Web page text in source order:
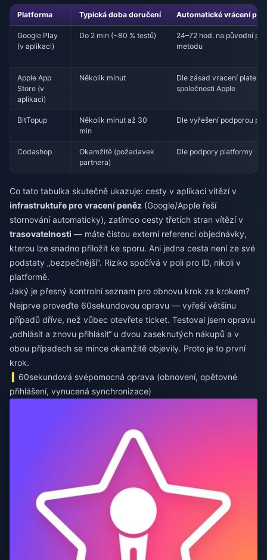
Platforma Typická doba doručení Automatické vrácení při
Google Play
(v aplikaci)
Do 2 min (~80 % testů)
24–72 hod. na původní
metodu
Apple App
Store (v
aplikaci)
Několik minut
Dle zásad vracení plateb
společnosti Apple
BitTopup
Několik minut až 30
min
Dle vyřešení podporou
Codashop
Okamžitě (požadavek
partnera)
Dle podpory platformy
Co tato tabulka skutečně ukazuje: cesty v aplikaci vítězí v
infrastruktuře pro vracení peněz (Google/Apple řeší
stornování automaticky), zatímco cesty třetích stran vítězí v
trasovatelnosti — máte čistou externí referenci objednávky,
kterou lze snadno přiložit ke sporu. Ani jedna cesta není ze své
podstaty „bezpečnější“. Riziko spočívá v poli pro ID, nikoli v
platformě.
Jaký je přesný kontrolní seznam pro obnovu krok za krokem?
Nejprve proveďte 60sekundovou opravu — vyřeší většinu
případů dříve, než vůbec otevřete ticket. Testoval jsem opravu
„odhlásit a znovu přihlásit“ u dvou zaseknutých nákupů a v
obou případech se mince okamžitě objevily. Proto je to první
krok.
60sekundová svépomocná oprava (obnovení, opětovné
přihlášení, vynucená synchronizace)